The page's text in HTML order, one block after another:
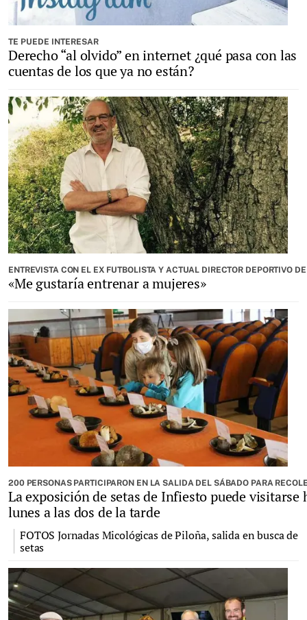
TE PUEDE INTERESAR
Derecho “al olvido” en internet ¿qué pasa con las
cuentas de los que ya no están?
ENTREVISTA CON EL EX FUTBOLISTA Y ACTUAL DIRECTOR DEPORTIVO
«Me gustaría entrenar a mujeres»
200 PERSONAS PARTICIPARON EN LA SALIDA DEL SÁBADO PARA
La exposición de setas de Infiesto puede visitarse
lunes a las dos de la tarde
FOTOS Jornadas Micológicas de Piloña, salida en busca de
setas